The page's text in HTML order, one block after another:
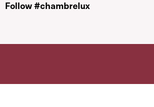
Follow #chambrelux